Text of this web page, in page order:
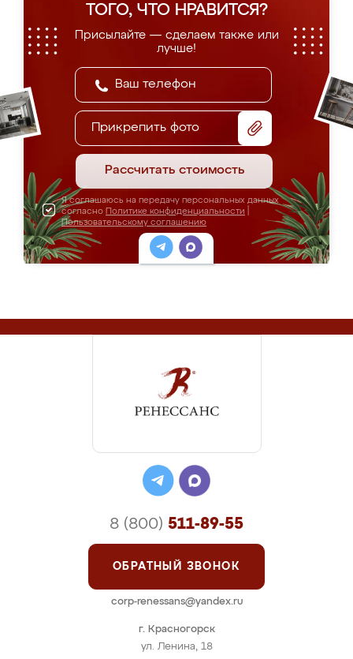
ТОГО, ЧТО НРАВИТСЯ?
Присылайте — сделаем также или
лучше!
Прикрепить фото
Рассчитать стоимость
Я соглашаюсь на передачу персональных данных
согласно Политике конфиденциальности
Пользовательскому соглашению
г. Красногорск
ул. Ленина, 18
8 (800) 511-89-55
ОБРАТНЫЙ ЗВОНОК
corp-renessans@yandex.ru